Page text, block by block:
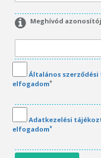
Meghívód
Általános
elfogadom*
Adatkezelési
elfogadom*